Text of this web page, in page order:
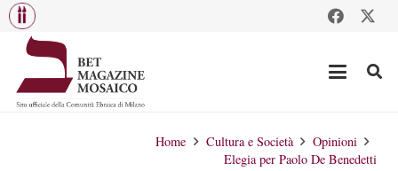
Home Cultura e Società
Opinioni
Elegia per Paolo De Benedetti